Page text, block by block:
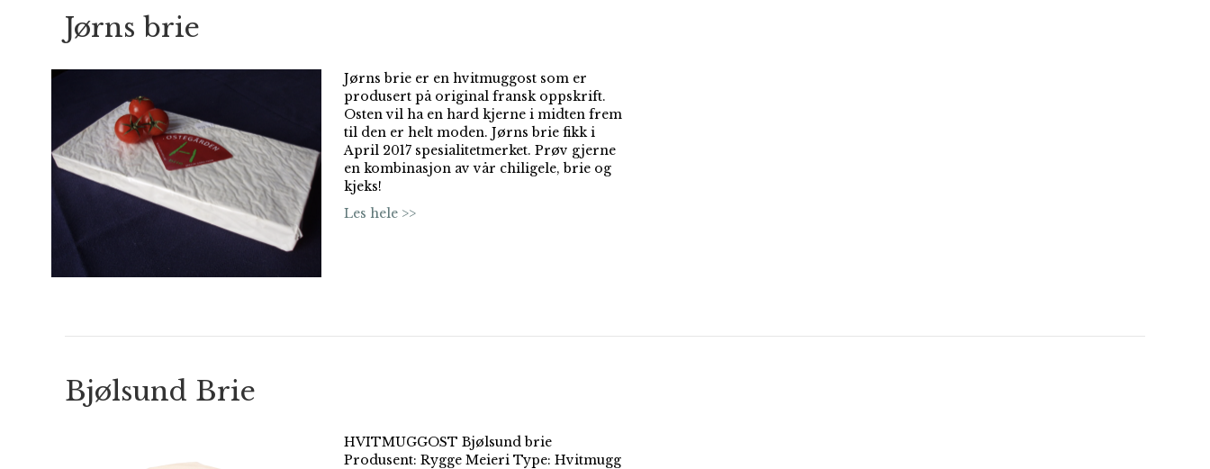
Jørns brie
Jørns brie er en hvitmuggost som er
produsert på original fransk oppskrift.
Osten vil ha en hard kjerne i midten frem
til den er helt moden. Jørns brie fikk i
April 2017 spesialitetmerket. Prøv gjerne
en kombinasjon av vår chiligele, brie og
kjeks!
Les hele >>
Bjølsund Brie
HVITMUGGOST Bjølsund brie
Produsent: Rygge Meieri Type: Hvitmugg